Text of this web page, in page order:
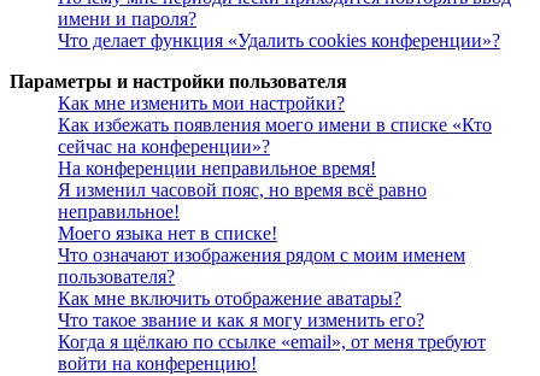
имени и пароля?
Что делает функция «Удалить cookies конференции»?
Параметры и настройки пользователя
Как мне изменить мои настройки?
Как избежать появления моего имени в списке «Кто
сейчас на конференции»?
На конференции неправильное время!
Я изменил часовой пояс, но время всё равно
неправильное!
Моего языка нет в списке!
Что означают изображения рядом с моим именем
пользователя?
Как мне включить отображение аватары?
Что такое звание и как я могу изменить его?
Когда я щёлкаю по ссылке «email», от меня требуют
войти на конференцию!